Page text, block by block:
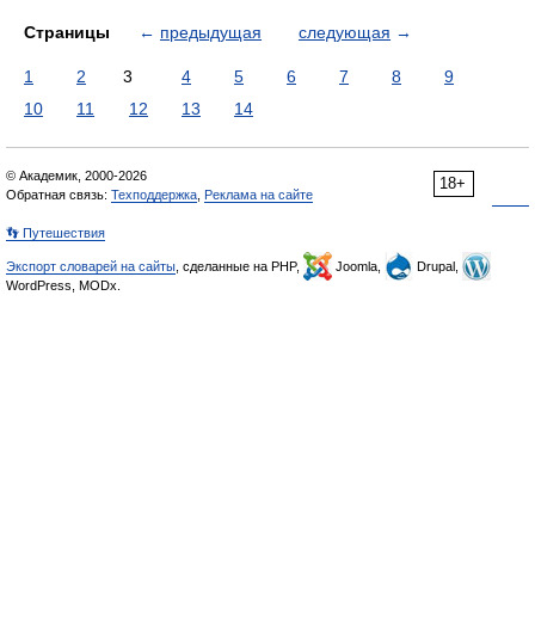
Страницы ← предыдущая следующая →
1 2 3 4 5 6 7 8
9
10
11 12 13 14
18+
© Академик, 2000-2026
Обратная связь: Техподдержка Реклама на сайте
👣 Путешествия
Экспорт словарей на сайты , сделанные на PHP, Joomla,
Drupal,
WordPress, MODx.